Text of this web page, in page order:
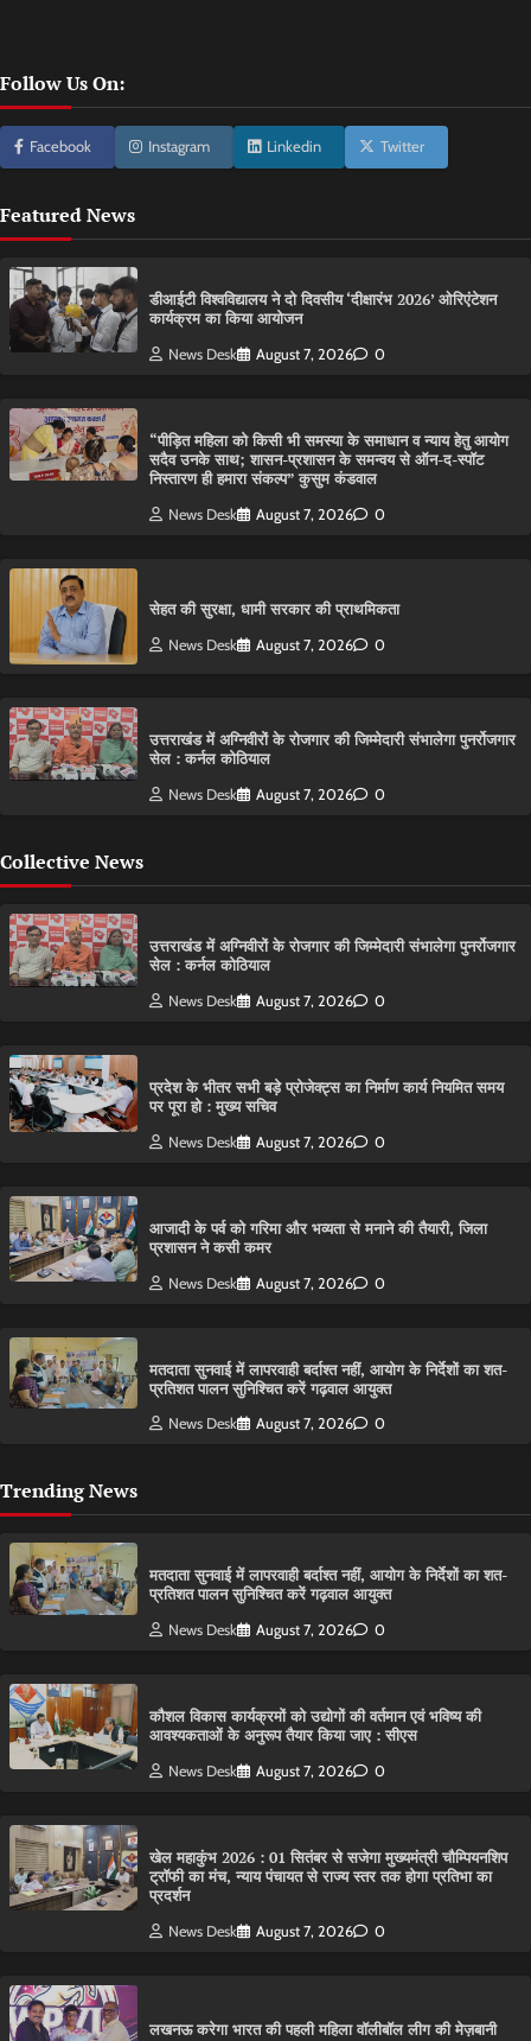
Follow Us On:
Facebook Instagram Linkedin Twitter
Featured News
डीआईटी विश्वविद्यालय ने दो दिवसीय ‘दीक्षारंभ 2026’ ओरिएंटेशन
कार्यक्रम का किया आयोजन
News Desk August 7, 2026 0
“पीड़ित महिला को किसी भी समस्या के समाधान व न्याय हेतु आयोग
सदैव उनके साथ; शासन-प्रशासन के समन्वय से ऑन-द-स्पॉट
निस्तारण ही हमारा संकल्प” कुसुम कंडवाल
News Desk August 7, 2026 0
सेहत की सुरक्षा, धामी सरकार की प्राथमिकता
News Desk August 7, 2026 0
उत्तराखंड में अग्निवीरों के रोजगार की जिम्मेदारी संभालेगा पुनर्रोजगार
सेल : कर्नल कोठियाल
News Desk August 7, 2026 0
Collective News
उत्तराखंड में अग्निवीरों के रोजगार की जिम्मेदारी संभालेगा पुनर्रोजगार
सेल : कर्नल कोठियाल
News Desk August 7, 2026 0
प्रदेश के भीतर सभी बड़े प्रोजेक्ट्स का निर्माण कार्य नियमित समय
पर पूरा हो : मुख्य सचिव
News Desk August 7, 2026 0
आजादी के पर्व को गरिमा और भव्यता से मनाने की तैयारी, जिला
प्रशासन ने कसी कमर
News Desk August 7, 2026 0
मतदाता सुनवाई में लापरवाही बर्दाश्त नहीं, आयोग के निर्देशों का शत-
प्रतिशत पालन सुनिश्चित करें गढ़वाल आयुक्त
News Desk August 7, 2026 0
Trending News
मतदाता सुनवाई में लापरवाही बर्दाश्त नहीं, आयोग के निर्देशों का शत-
प्रतिशत पालन सुनिश्चित करें गढ़वाल आयुक्त
News Desk August 7, 2026 0
कौशल विकास कार्यक्रमों को उद्योगों की वर्तमान एवं भविष्य की
आवश्यकताओं के अनुरूप तैयार किया जाए : सीएस
News Desk August 7, 2026 0
खेल महाकुंभ 2026 : 01 सितंबर से सजेगा मुख्यमंत्री चौम्पियनशिप
ट्रॉफी का मंच, न्याय पंचायत से राज्य स्तर तक होगा प्रतिभा का
प्रदर्शन
News Desk August 7, 2026 0
लखनऊ करेगा भारत की पहली महिला वॉलीबॉल लीग की मेज़बानी